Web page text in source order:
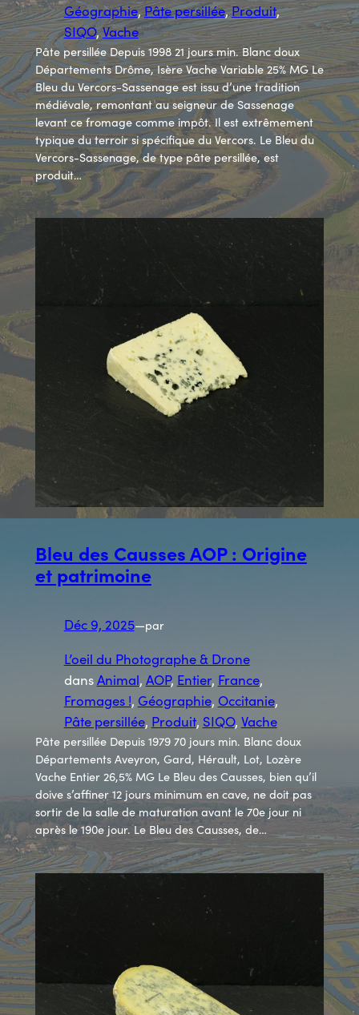
Géographie, Pâte persillée, Produit,
SIQO, Vache
Pâte persillée Depuis 1998 21 jours min. Blanc doux
Départements Drôme, Isère Vache Variable 25% MG Le
Bleu du Vercors-Sassenage est issu d’une tradition
médiévale, remontant au seigneur de Sassenage
levant ce fromage comme impôt. Il est extrêmement
typique du terroir si spécifique du Vercors. Le Bleu du
Vercors-Sassenage, de type pâte persillée, est
produit…
Bleu des Causses AOP : Origine
et patrimoine
Déc 9, 2025—par
L’oeil du Photographe & Drone
dansAnimal, AOP, Entier, France
Fromages !, Géographie, Occitanie
Pâte persillée, Produit, SIQO, Vache
Pâte persillée Depuis 1979 70 jours min. Blanc doux
Départements Aveyron, Gard, Hérault, Lot, Lozère
Vache Entier 26,5% MG Le Bleu des Causses, bien qu’il
doive s’affiner 12 jours minimum en cave, ne doit pas
sortir de la salle de maturation avant le 70e jour ni
après le 190e jour. Le Bleu des Causses, de…